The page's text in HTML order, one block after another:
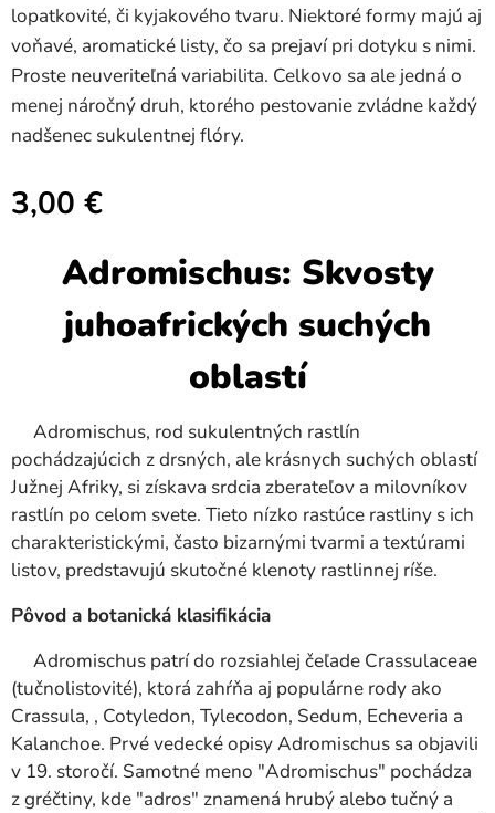
lopatkovité, či kyjakového tvaru. Niektoré formy majú aj
voňavé, aromatické listy, čo sa prejaví pri dotyku s nimi.
Proste neuveriteľná variabilita. Celkovo sa ale jedná o
menej náročný druh, ktorého pestovanie zvládne každý
nadšenec sukulentnej flóry.
3,00 €
Adromischus: Skvosty
juhoafrických suchých
oblastí
Adromischus, rod sukulentných rastlín
pochádzajúcich z drsných, ale krásnych suchých oblastí
Južnej Afriky, si získava srdcia zberateľov a milovníkov
rastlín po celom svete. Tieto nízko rastúce rastliny s ich
charakteristickými, často bizarnými tvarmi a textúrami
listov, predstavujú skutočné klenoty rastlinnej ríše.
Pôvod a botanická klasifikácia
Adromischus patrí do rozsiahlej čeľade Crassulaceae
(tučnolistovité), ktorá zahŕňa aj populárne rody ako
Crassula, , Cotyledon, Tylecodon, Sedum, Echeveria a
Kalanchoe. Prvé vedecké opisy Adromischus sa objavili
v 19. storočí. Samotné meno "Adromischus" pochádza
z gréčtiny, kde "adros" znamená hrubý alebo tučný a